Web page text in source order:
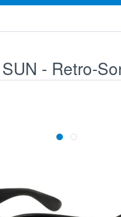
- Retro-